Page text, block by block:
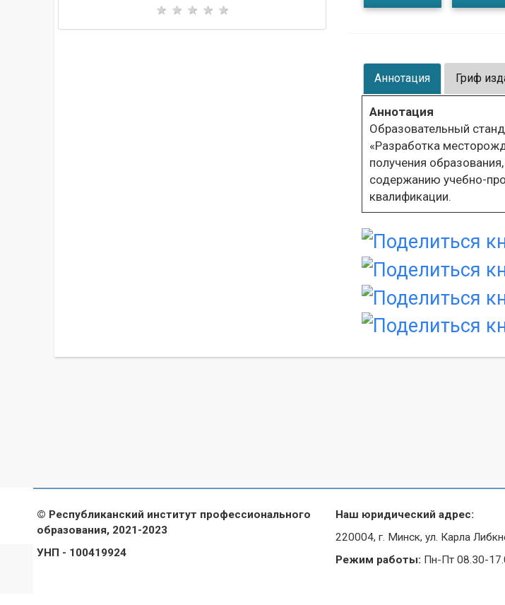
Аннотация Гриф
Аннотация
Образовательный
«Разработка
получения
содержанию учебно-
квалификации.
© Республиканский институт профессионального
образования, 2021-2023
УНП - 100419924
Наш юридический адрес:
220004, г. Минск, ул. Карла
Режим работы: Пн-Пт 08.30-